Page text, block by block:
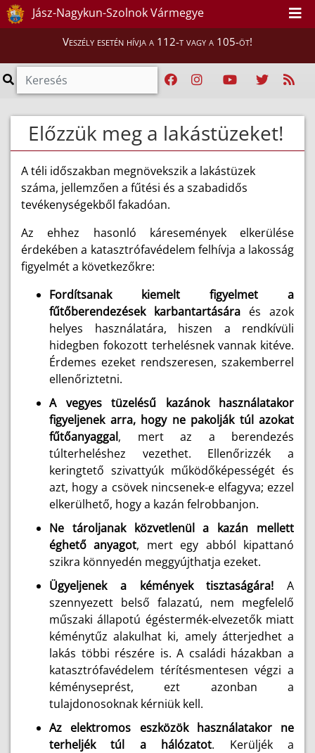
Jász-Nagykun-Szolnok Vármegye
Veszély esetén hívja a 112-t vagy a 105-öt!
Előzzük meg a lakástüzeket!
A téli időszakban megnövekszik a lakástüzek
száma, jellemzően a fűtési és a szabadidős
tevékenységekből fakadóan.
Az ehhez hasonló káresemények elkerülése
érdekében a katasztrófavédelem felhívja a lakosság
figyelmét a következőkre:
Fordítsanak kiemelt figyelmet a
fűtőberendezések karbantartására és azok
helyes használatára, hiszen a rendkívüli
hidegben fokozott terhelésnek vannak kitéve.
Érdemes ezeket rendszeresen, szakemberrel
ellenőriztetni.
A vegyes tüzelésű kazánok használatakor
figyeljenek arra, hogy ne pakolják túl azokat
fűtőanyaggal, mert az a berendezés
túlterheléshez vezethet. Ellenőrizzék a
keringtető szivattyúk működőképességét és
azt, hogy a csövek nincsenek-e elfagyva; ezzel
elkerülhető, hogy a kazán felrobbanjon.
Ne tároljanak közvetlenül a kazán mellett
éghető anyagot, mert egy abból kipattanó
szikra könnyedén meggyújthatja ezeket.
Ügyeljenek a kémények tisztaságára! A
szennyezett belső falazatú, nem megfelelő
műszaki állapotú égéstermék-elvezetők miatt
kéménytűz alakulhat ki, amely átterjedhet a
lakás többi részére is. A családi házakban a
katasztrófavédelem térítésmentesen végzi a
kéményseprést, ezt azonban a
tulajdonosoknak kérniük kell.
Az elektromos eszközök használatakor ne
terheljék túl a hálózatot. Kerüljék a